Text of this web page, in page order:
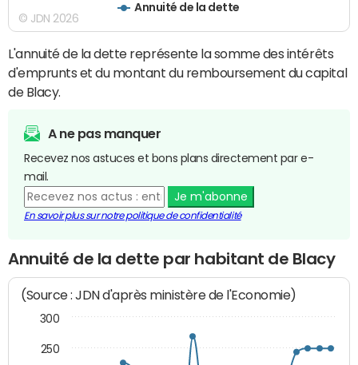
Annuité de la dette
© JDN 2026
L'annuité de la dette représente la somme des intérêts
d'emprunts et du montant du remboursement du capital
de Blacy.
A ne pas manquer
Recevez nos astuces et bons plans directement par e-
mail.
Je m'abonne
En savoir plus sur notre politique de confidentialité
Annuité de la dette par habitant de Blacy
(Source : JDN d'après ministère de l'Economie)
250
300